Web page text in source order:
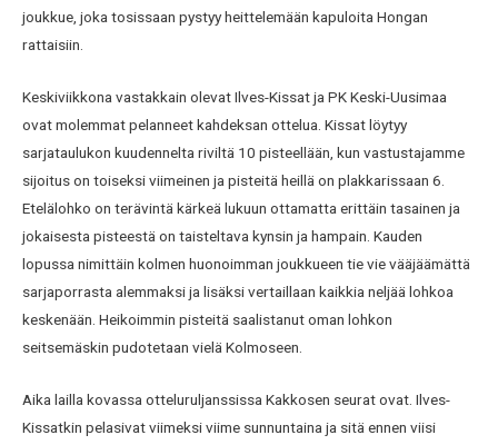
joukkue, joka tosissaan pystyy heittelemään kapuloita Hongan
rattaisiin.
Keskiviikkona vastakkain olevat Ilves-Kissat ja PK Keski-Uusimaa
ovat molemmat pelanneet kahdeksan ottelua. Kissat löytyy
sarjataulukon kuudennelta riviltä 10 pisteellään, kun vastustajamme
sijoitus on toiseksi viimeinen ja pisteitä heillä on plakkarissaan 6.
Etelälohko on terävintä kärkeä lukuun ottamatta erittäin tasainen ja
jokaisesta pisteestä on taisteltava kynsin ja hampain. Kauden
lopussa nimittäin kolmen huonoimman joukkueen tie vie vääjäämättä
sarjaporrasta alemmaksi ja lisäksi vertaillaan kaikkia neljää lohkoa
keskenään. Heikoimmin pisteitä saalistanut oman lohkon
seitsemäskin pudotetaan vielä Kolmoseen.
Aika lailla kovassa otteluruljanssissa Kakkosen seurat ovat. Ilves-
Kissatkin pelasivat viimeksi viime sunnuntaina ja sitä ennen viisi